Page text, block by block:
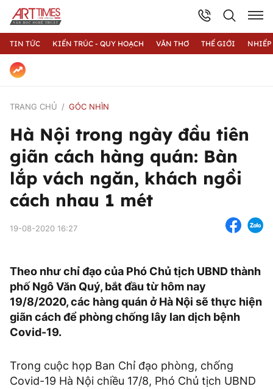
TIN TỨC KIẾN TRÚC - QUY HOẠCH VĂN THƠ THẾ GIỚI
TRANG CHỦ GÓC NHÌN
Hà Nội trong ngày đầu tiên
giãn cách hàng quán: Bàn
lắp vách ngăn, khách ngồi
cách nhau 1 mét
19-08-2020 16:27
Theo như chỉ đạo của Phó Chủ tịch UBND thành
phố Ngô Văn Quý, bắt đầu từ hôm nay
19/8/2020, các hàng quán ở Hà Nội sẽ thực hiện
giãn cách để phòng chống lây lan dịch bệnh
Covid-19.
Trong cuộc họp Ban Chỉ đạo phòng, chống
Covid-19 Hà Nội chiều 17/8, Phó Chủ tịch UBND